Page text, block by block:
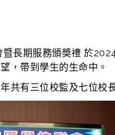
長期服務頒奬禮 於
，帶到學生的生命中。
共有三位校監及七位